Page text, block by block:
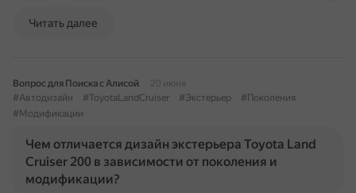
Читать далее
Вопрос для Поиска с Алисой
20 июня
#Автодизайн
#ToyotaLandCruiser #Экстерьер
#Поколения
#Модификации
Чем отличается дизайн экстерьера Toyota Land
Cruiser 200 в зависимости от поколения и
модификации?